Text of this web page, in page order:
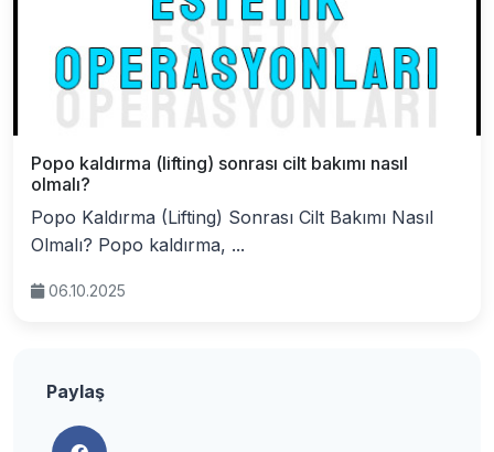
Popo kaldırma (lifting) sonrası cilt bakımı nasıl
olmalı?
Popo Kaldırma (Lifting) Sonrası Cilt Bakımı Nasıl
Olmalı? Popo kaldırma, ...
06.10.2025
Paylaş